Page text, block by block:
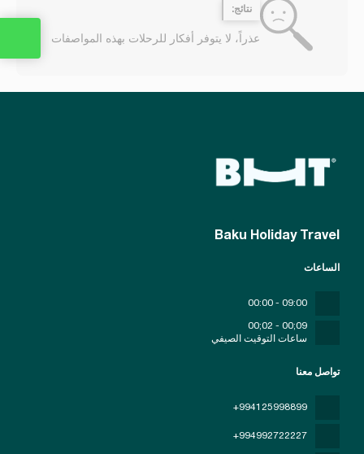
نتائج:
عذراً، لا يتوفر أفكار للرحلات بهذه المواصفات
Baku Holiday Travel
تواصل معنا
+994125998899
+994992722227
الساعات
09:00 - 00:00
09;00 - 02;00
ساعات التوقيت الصيفي